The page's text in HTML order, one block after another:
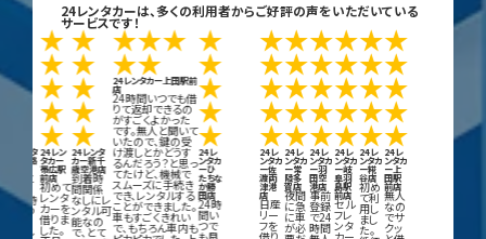
24レンタカーは、多くの利用者からご好評の声をいただいている
サービスです！
て
時
★
★
★
★
★
24レン
タカー
帯広駅
前店
初めて
レンタ
カーを
借りま
した。
★
★
★
★
★
24レンタ
カー新千
歳空港店
到着時
間関係
なしにレ
ンタル可
能なの
で、とて
★★★
★★
24レンタカー上田駅前
店
24時間いつでも借
りて返却できるの
がすごくよかった
です。無人と聞いて
いたので、鍵の受
け渡しとかどうす
るんだろう？と思っ
てたけど、機械で
スムーズに手続き
でき、レンタルする
ことができました。
車もすごくきれい
で、もちろん車内も
★
★
★
★
★
24レ
ンタカ
ーひ
たちな
か勝
田店
24時
間い
つで
★
★
★
★
★
24レ
ンタカ
ー佐
渡両
津港
日産
リー
フを
★
★
★
★
★
24レ
ンタカ
ー常
陸多
賀店
夜間
に急
に車
が必
★
★
★
★
★
24レ
ンタカ
ー羽
田空
港店
事前
登録
で24
時間
★
★
★
★
★
24レ
ンタカ
ー岐
阜羽
島駅
前店
セル
フレ
ンタ
★
★
★
★
★
24レ
ンタカ
ー糀
谷店
初め
て利
用し
まし
た。
★
★
★
★
★
24レ
ンタカ
ー上
田駅
前店
無人
なの
でサ
クッ